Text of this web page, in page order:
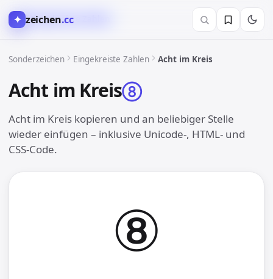
✦ zeichen.cc
Sonderzeichen Eingekreiste Zahlen Acht im Kreis
Acht im Kreis⑧︎
Acht im Kreis kopieren und an beliebiger Stelle
wieder einfügen – inklusive Unicode-, HTML- und
CSS-Code.
①︎ Eingekreiste Zahlen
⑧︎